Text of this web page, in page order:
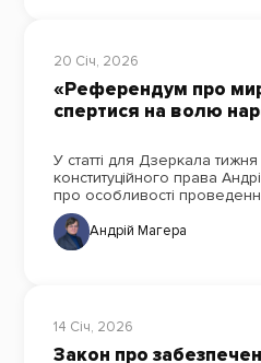
20 Січ, 2026
«Референдум про
спертися на волю
У статті для Дзеркала
конституційного права
про особливості
Андрій Магера
14 Січ, 2026
Закон про